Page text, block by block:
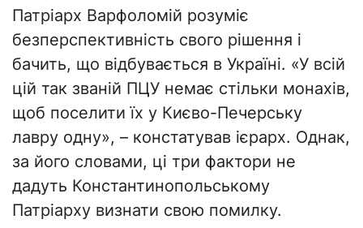
Патріарх Варфоломій розуміє
безперспективність свого рішення і
бачить, що відбувається в Україні. «У всій
цій так званій ПЦУ немає стільки монахів,
щоб поселити їх у Києво-Печерську
лавру одну», – констатував ієрарх. Однак,
за його словами, ці три фактори не
дадуть Константинопольському
Патріарху визнати свою помилку.